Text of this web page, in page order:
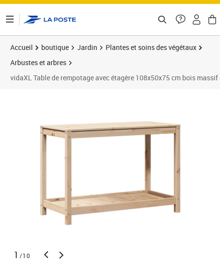
Accueil boutique Jardin
Plantes et soins des végétaux
Arbustes et arbres
vidaXL Table de rempotage avec étagère 108x50x75 cm bois massif
1 /10